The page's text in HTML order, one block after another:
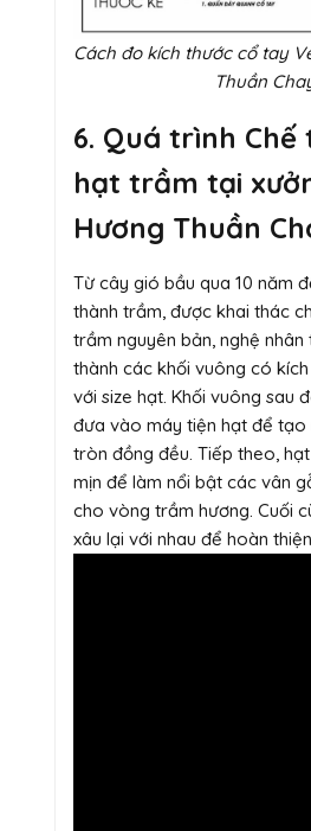
Cách đo kích thước cổ tay
Thuần
6. Quá trình
hạt trầm tại
Hương Thuần
Từ cây gió bầu qua 10 năm
thành trầm, được khai thác
trầm nguyên bản, nghệ nhân
thành các khối vuông có
với size hạt. Khối vuông sau
đưa vào máy tiện hạt để
tròn đồng đều. Tiếp theo,
mịn để làm nổi bật các vân
cho vòng trầm hương. Cuối
xâu lại với nhau để hoàn